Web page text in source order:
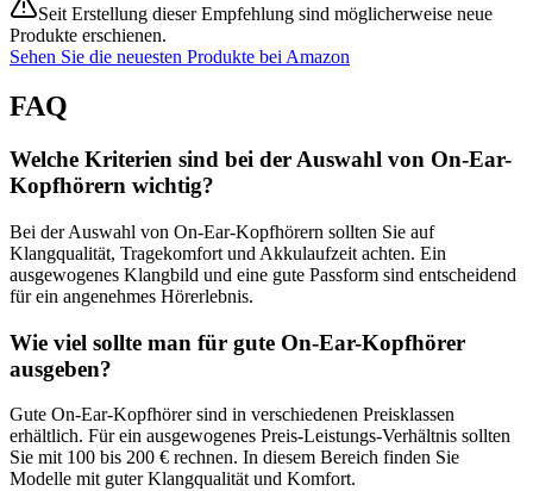
Seit Erstellung dieser Empfehlung sind möglicherweise neue
Produkte erschienen.
Sehen Sie die neuesten Produkte bei Amazon
FAQ
Welche Kriterien sind bei der Auswahl von On-Ear-
Kopfhörern wichtig?
Bei der Auswahl von On-Ear-Kopfhörern sollten Sie auf
Klangqualität, Tragekomfort und Akkulaufzeit achten. Ein
ausgewogenes Klangbild und eine gute Passform sind entscheidend
für ein angenehmes Hörerlebnis.
Wie viel sollte man für gute On-Ear-Kopfhörer
ausgeben?
Gute On-Ear-Kopfhörer sind in verschiedenen Preisklassen
erhältlich. Für ein ausgewogenes Preis-Leistungs-Verhältnis sollten
Sie mit 100 bis 200 € rechnen. In diesem Bereich finden Sie
Modelle mit guter Klangqualität und Komfort.